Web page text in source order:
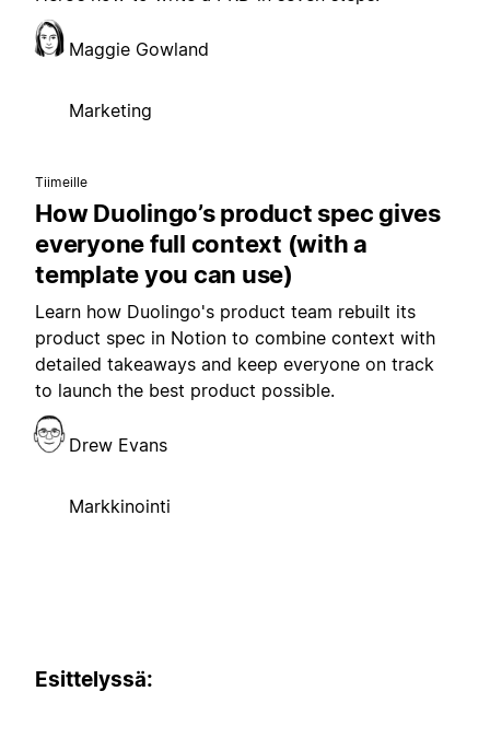
Maggie Gowland
Marketing
Tiimeille
How Duolingo’s product spec gives
everyone full context (with a
template you can use)
Learn how Duolingo's product team rebuilt its
product spec in Notion to combine context with
detailed takeaways and keep everyone on track
to launch the best product possible.
Drew Evans
Markkinointi
Esittelyssä: